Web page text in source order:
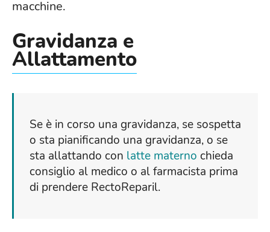
macchine.
Gravidanza e
Allattamento
Se è in corso una gravidanza, se sospetta
o sta pianificando una gravidanza, o se
sta allattando con latte materno chieda
consiglio al medico o al farmacista prima
di prendere RectoReparil.